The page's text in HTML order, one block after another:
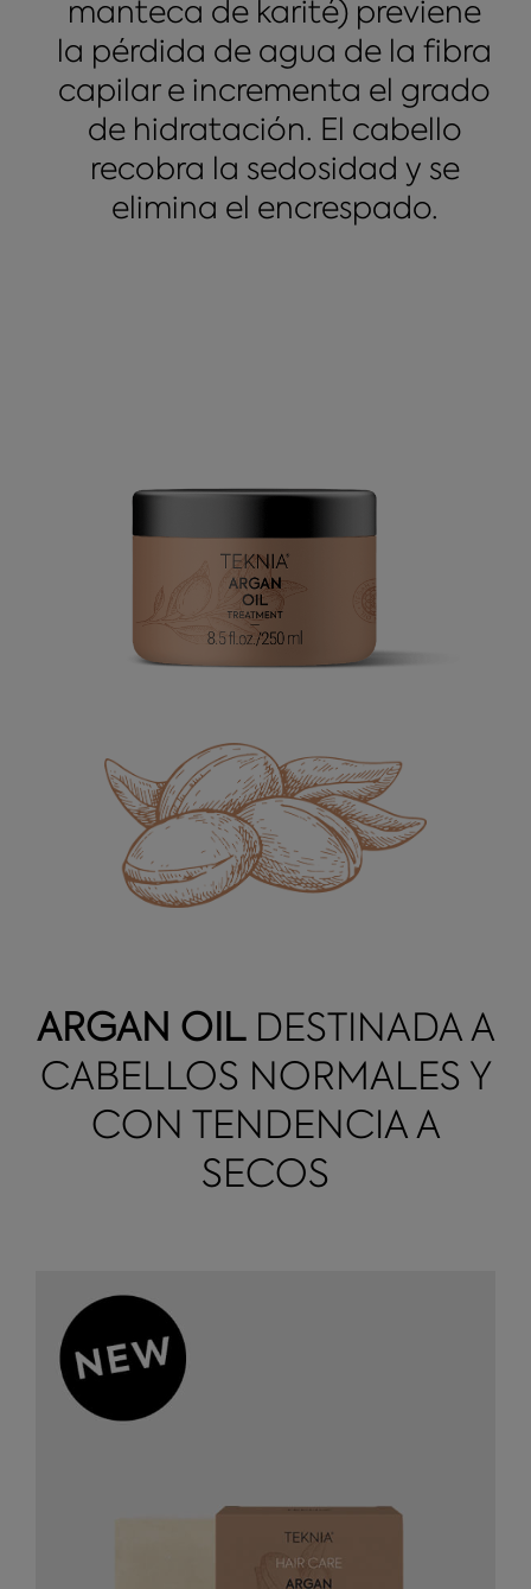
manteca de karité) previene
la pérdida de agua de la fibra
capilar e incrementa el grado
de hidratación. El cabello
recobra la sedosidad y se
elimina el encrespado.
ARGAN OILDESTINADA A
CABELLOS NORMALES Y
CON TENDENCIA A
SECOS